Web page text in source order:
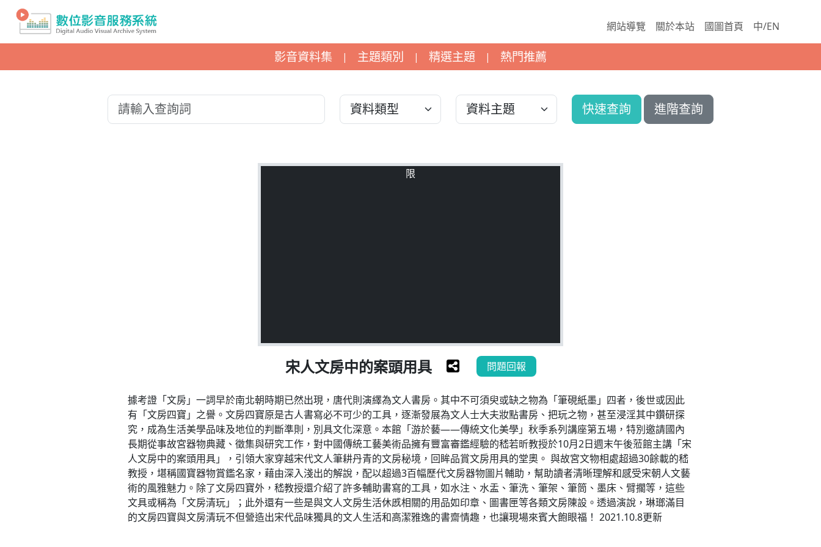
網站導覽 關於本站 國圖首頁 中/EN
影音資料集 | 主題類別 | 精選主題 | 熱門推薦
快速查詢 進階查詢
限
宋人文房中的案頭用具 問題回報
據考證「文房」一詞早於南北朝時期已然出現，唐代則演繹為文人書房。其中不可須臾或缺之物為「筆硯紙墨」四者，後世或因此
有「文房四寶」之譽。文房四寶原是古人書寫必不可少的工具，逐漸發展為文人士大夫妝點書房、把玩之物，甚至浸淫其中鑽研探
究，成為生活美學品味及地位的判斷準則，別具文化深意。本館「游於藝——傳統文化美學」秋季系列講座第五場，特別邀請國內
長期從事故宮器物典藏、徵集與研究工作，對中國傳統工藝美術品擁有豐富審鑑經驗的嵇若昕教授於10月2日週末午後蒞館主講「宋
人文房中的案頭用具」，引領大家穿越宋代文人筆耕丹青的文房秘境，回眸品賞文房用具的堂奧。 與故宮文物相處超過30餘載的嵇
教授，堪稱國寶器物賞鑑名家，藉由深入淺出的解說，配以超過3百幅歷代文房器物圖片輔助，幫助讀者清晰理解和感受宋朝人文藝
術的風雅魅力。除了文房四寶外，嵇教授還介紹了許多輔助書寫的工具，如水注、水盂、筆洗、筆架、筆筒、墨床、臂擱等，這些
文具或稱為「文房清玩」；此外還有一些是與文人文房生活休慼相關的用品如印章、圖書匣等各類文房陳設。透過演說，琳瑯滿目
的文房四寶與文房清玩不但營造出宋代品味獨具的文人生活和高潔雅逸的書齋情趣，也讓現場來賓大飽眼福！ 2021.10.8更新